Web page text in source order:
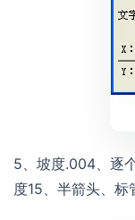
5、坡度.004、逐
度15、半箭头、